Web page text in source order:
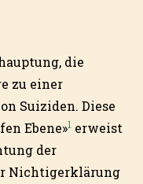
die
zu einer
Suiziden. Diese
Ebene»1erweist
der
Nichtigerklärung